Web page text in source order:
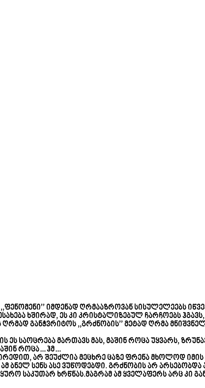
იმდენად ღრმააზროვან სისულელეებს
ხშირად, ეს კი კრისტალიზებულ ჩარჩოებს
განჭვრიტოს ,,გრძნობის’’ მეტად ღრმა
საოცრება მართავს მას, მაშინ როცა უყვარს,
როცა…ჰმ…
არ შეუძლია მეცხრე ცაზე ფრენა მხოლოდ იმის
სენს ასე ვუწოდებდი. გრძნობის არ არსებობდა
საკუთარ ხრწნას.მაგრამ ამ ყველაფერს არც კი